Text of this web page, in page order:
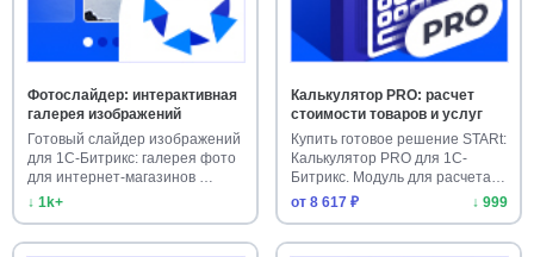
Фотослайдер: интерактивная
галерея изображений
Готовый слайдер изображений
для 1С-Битрикс: галерея фото
для интернет-магазинов …
↓ 1k+
Калькулятор PRO: расчет
стоимости товаров и услуг
Купить готовое решение STARt:
Калькулятор PRO для 1С-
Битрикс. Модуль для расчета…
от 8 617 ₽
↓ 999